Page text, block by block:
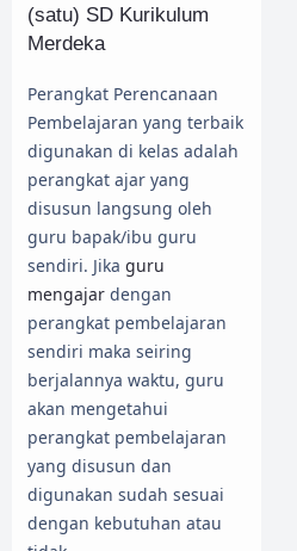
(satu) SD Kurikulum
Merdeka
Perangkat Perencanaan
Pembelajaran yang terbaik
digunakan di kelas adalah
perangkat ajar yang
disusun langsung oleh
guru bapak/ibu guru
sendiri. Jika guru
mengajar dengan
perangkat pembelajaran
sendiri maka seiring
berjalannya waktu, guru
akan mengetahui
perangkat pembelajaran
yang disusun dan
digunakan sudah sesuai
dengan kebutuhan atau